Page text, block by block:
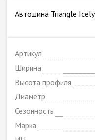
Автошина Triangle
Артикул
Ширина
Высота профиля
Диаметр
Сезонность
Марка